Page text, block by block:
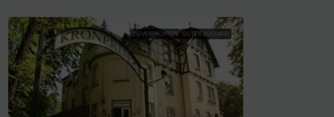
ZU VERPACHTEN GUTER ZUSTAND